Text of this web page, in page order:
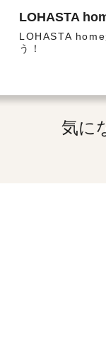
の高性能住宅 | 気になるデー
気に
LOHASTA
LOHASTA home
う！